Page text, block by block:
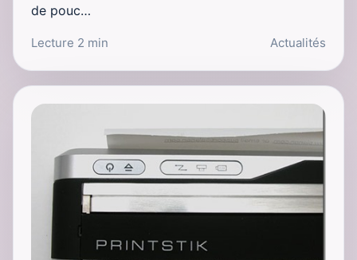
de pouc…
Lecture 2 min Actualités